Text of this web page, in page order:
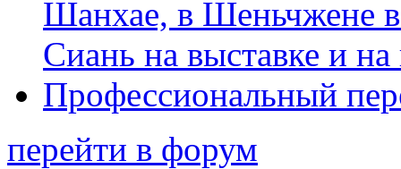
Шанхае, в Шеньчжене
Сиань на выставке и
Профессиональный
перейти в форум